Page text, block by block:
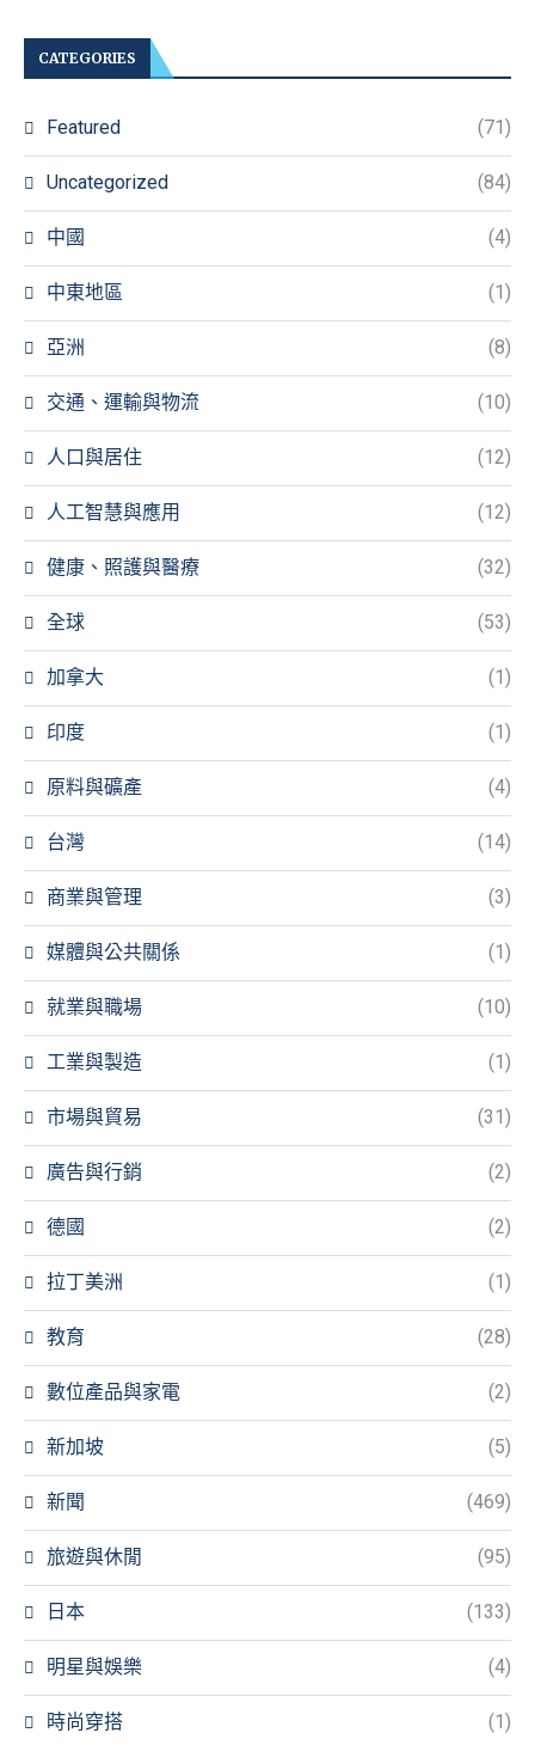
CATEGORIES
Featured (71)
Uncategorized (84)
中國 (4)
中東地區 (1)
亞洲 (8)
交通、運輸與物流 (10)
人口與居住 (12)
人工智慧與應用 (12)
健康、照護與醫療 (32)
全球 (53)
加拿大 (1)
印度 (1)
原料與礦產 (4)
台灣 (14)
商業與管理 (3)
媒體與公共關係 (1)
就業與職場 (10)
工業與製造 (1)
市場與貿易 (31)
廣告與行銷 (2)
德國 (2)
拉丁美洲 (1)
教育 (28)
數位產品與家電 (2)
新加坡 (5)
新聞 (469)
旅遊與休閒 (95)
日本 (133)
明星與娛樂 (4)
時尚穿搭 (1)